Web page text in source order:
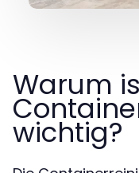
Warum
wichtig?